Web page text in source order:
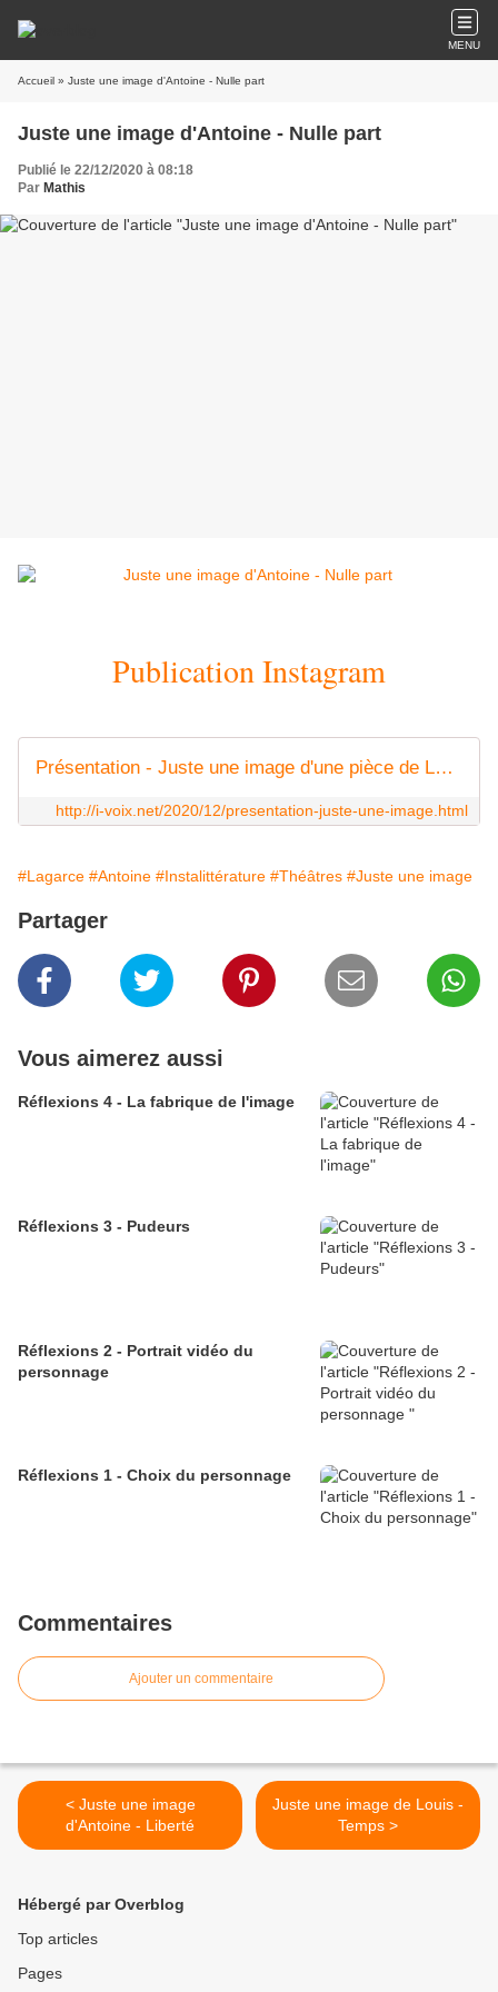
MENU
Accueil » Juste une image d'Antoine - Nulle part
Juste une image d'Antoine - Nulle part
Publié le 22/12/2020 à 08:18
Par Mathis
Publication Instagram
Présentation - Juste une image d'une pièce de Lagarce - i-voix
http://i-voix.net/2020/12/presentation-juste-une-image.html
#Lagarce #Antoine #Instalittérature #Théâtres #Juste une image
Partager
Vous aimerez aussi
Réflexions 4 - La fabrique de l'image
Réflexions 3 - Pudeurs
Réflexions 2 - Portrait vidéo du
personnage
Réflexions 1 - Choix du personnage
Commentaires
Ajouter un commentaire
< Juste une image
d'Antoine - Liberté
Juste une image de Louis -
Temps >
Hébergé par Overblog
Top articles
Pages